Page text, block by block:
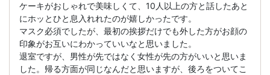
ケーキがおしゃれで美味しくて、10人以上の方と話したあと
にホッとひと息入れれたのが嬉しかったです。
マスク必須でしたが、最初の挨拶だけでも外した方がお顔の
印象がお互いにわかっていいなと思いました。
退室ですが、男性が先ではなく女性が先の方がいいと思いま
した。帰る方面が同じなんだと思いますが、後ろをついてこ